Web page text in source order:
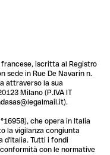
nel t...
iscritta al Registro
sede in Rue De Navarin n.
attraverso la sua
Milano (P.IVA IT
che opera in Italia
la vigilanza congiunta
d'Italia. Tutti i fondi
con le normative